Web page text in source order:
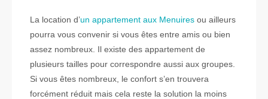
La location d’un appartement aux Menuires ou ailleurs
pourra vous convenir si vous êtes entre amis ou bien
assez nombreux. Il existe des appartement de
plusieurs tailles pour correspondre aussi aux groupes.
Si vous êtes nombreux, le confort s’en trouvera
forcément réduit mais cela reste la solution la moins